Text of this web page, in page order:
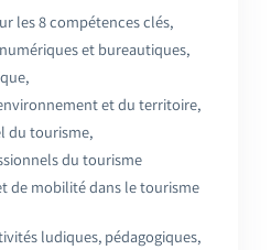
les 8 compétences clés,
numériques et bureautiques,
et du territoire,
du tourisme,
du tourisme
de mobilité dans le tourisme
ludiques, pédagogiques,